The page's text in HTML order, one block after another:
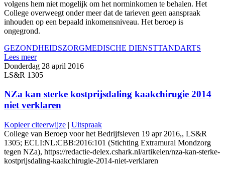
volgens hem niet mogelijk om het norminkomen te behalen. Het
College overweegt onder meer dat de tarieven geen aanspraak
inhouden op een bepaald inkomensniveau. Het beroep is
ongegrond.
GEZONDHEIDSZORGMEDISCHE DIENSTTANDARTS
Lees meer
Donderdag 28 april 2016
LS&R 1305
NZa kan sterke kostprijsdaling kaakchirugie 2014
niet verklaren
Kopieer citeerwijze | Uitspraak
College van Beroep voor het Bedrijfsleven 19 apr 2016,, LS&R
1305; ECLI:NL:CBB:2016:101 (Stichting Extramural Mondzorg
tegen NZa), https://redactie-delex.cshark.nl/artikelen/nza-kan-sterke-
kostprijsdaling-kaakchirugie-2014-niet-verklaren